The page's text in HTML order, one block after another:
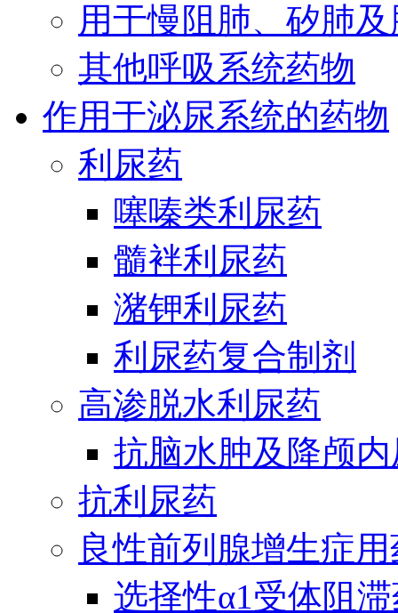
用于慢阻肺、矽肺
其他呼吸系统药物
作用于泌尿系统的药物
利尿药
噻嗪类利尿药
髓袢利尿药
潴钾利尿药
利尿药复合制剂
高渗脱水利尿药
抗脑水肿及降颅
抗利尿药
良性前列腺增生症
选择性α1受体阻